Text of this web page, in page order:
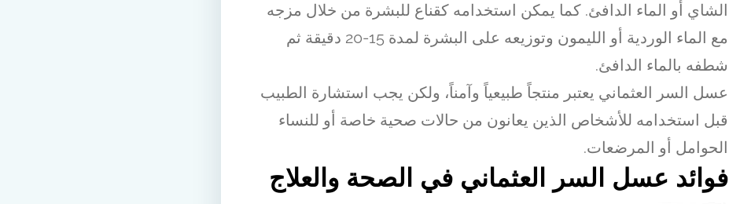
الشاي أو الماء الدافئ. كما يمكن استخدامه كقناع للبشرة من خلال مزجه
مع الماء الوردية أو الليمون وتوزيعه على البشرة لمدة 15-20 دقيقة ثم
شطفه بالماء الدافئ.
عسل السر العثماني يعتبر منتجاً طبيعياً وآمناً، ولكن يجب استشارة الطبيب
قبل استخدامه للأشخاص الذين يعانون من حالات صحية خاصة أو للنساء
الحوامل أو المرضعات.
فوائد عسل السر العثماني في الصحة والعلاج